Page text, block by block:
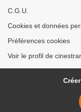
C.G.U.
Cookies et données
Préférences cookies
Voir le profil de